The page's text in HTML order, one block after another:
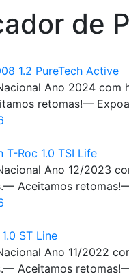
de
1.2 PureTech Active
Ano 2024 com
retomas!—
T-Roc 1.0 TSI Life
Ano 12/2023
Aceitamos
ST Line
Ano 11/2022
Aceitamos